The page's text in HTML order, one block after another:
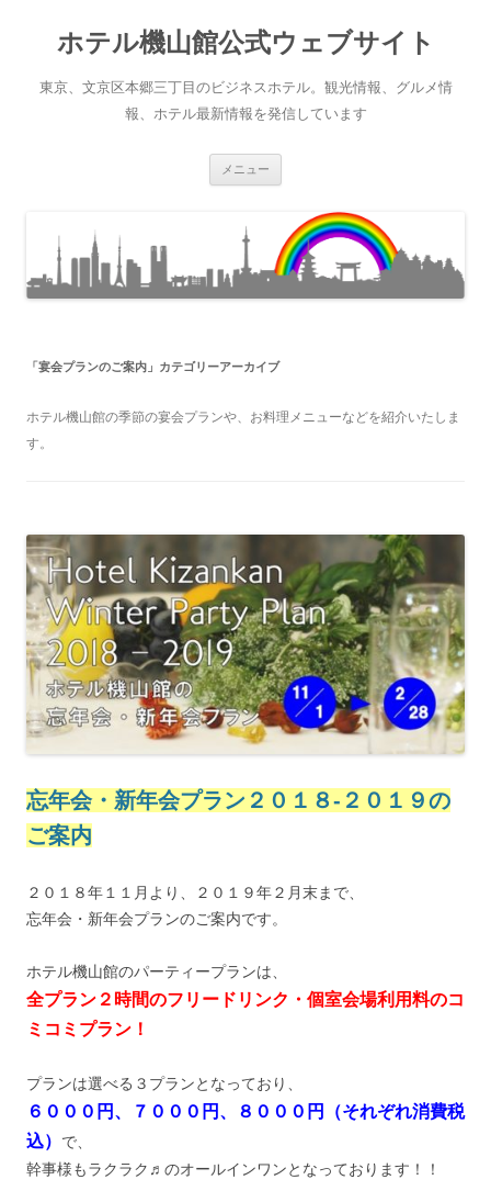
ホテル機山館公式ウェブサイト
東京、文京区本郷三丁目のビジネスホテル。観光情報、グルメ情
報、ホテル最新情報を発信しています
メニュー
へ
ス
キ
プ
「宴会プランのご案内 」カテゴリーアーカイブ
ホテル機山館の季節の宴会プランや、お料理メニューなどを紹介いたしま
す。
忘年会・新年会プラン２０１８-２０１９の
ご案内
２０１８年１１月より、２０１９年２月末まで、
忘年会・新年会プランのご案内です。
ホテル機山館のパーティープランは、
全プラン２時間のフリードリンク・個室会場利用料のコ
ミコミプラン！
プランは選べる３プランとなっており、
６０００円、７０００円、８０００円（それぞれ消費税
込） で、
幹事様もラクラク♬のオールインワンとなっております！！